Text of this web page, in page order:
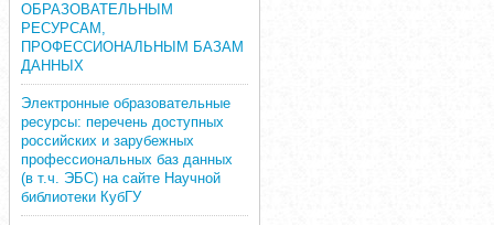
ОБРАЗОВАТЕЛЬНЫМ
РЕСУРСАМ,
ПРОФЕССИОНАЛЬНЫМ БАЗАМ
ДАННЫХ
Электронные образовательные
ресурсы: перечень доступных
российских и зарубежных
профессиональных баз данных
(в т.ч. ЭБС) на сайте Научной
библиотеки КубГУ